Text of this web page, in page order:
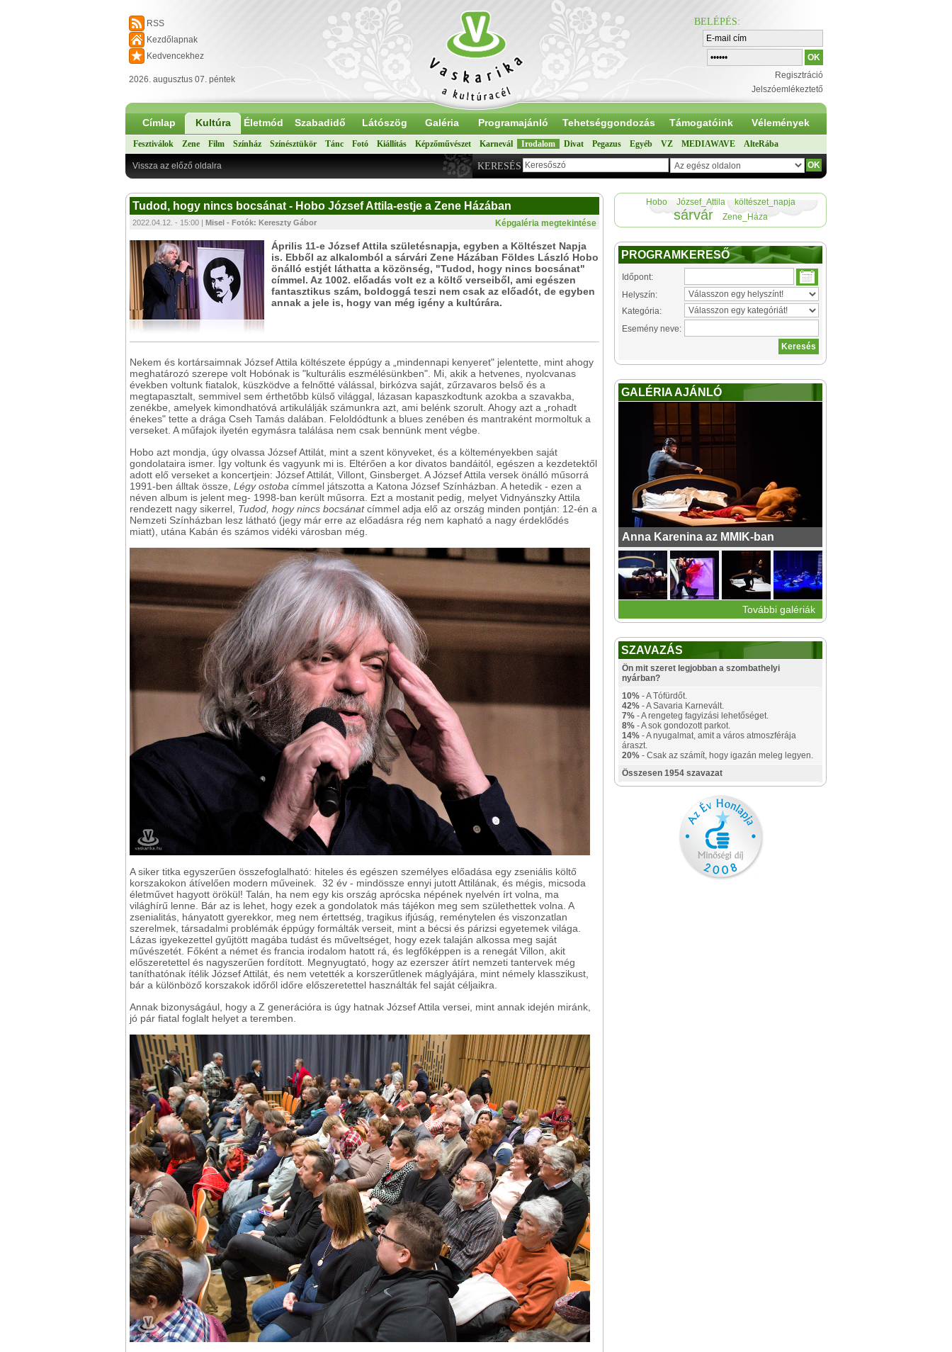
RSS
Kezdőlapnak
Kedvencekhez
2026. augusztus 07. péntek
BELÉPÉS:
Regisztráció
Jelszóemlékeztető
Címlap Kultúra Életmód Szabadidő Látószög Galéria Programajánló Tehetséggondozás Támogatóink Vélemények
Fesztiválok Zene Film Színház Színésztükör Tánc Fotó Kiállítás Képzőművészet Karnevál Irodalom Divat Pegazus Egyéb VZ MEDIAWAVE AlteRába
KERESÉS
Vissza az előző oldalra
Tudod, hogy nincs bocsánat - Hobo József Attila-estje a Zene Házában
Képgaléria megtekintése
2022.04.12. - 15:00 | Misel - Fotók: Kereszty Gábor
Április 11-e József Attila születésnapja, egyben a Költészet Napja
is. Ebből az alkalomból a sárvári Zene Házában Földes László Hobo
önálló estjét láthatta a közönség, "Tudod, hogy nincs bocsánat"
címmel. Az 1002. előadás volt ez a költő verseiből, ami egészen
fantasztikus szám, boldoggá teszi nem csak az előadót, de egyben
annak a jele is, hogy van még igény a kultúrára.
Nekem és kortársaimnak József Attila költészete éppúgy a „mindennapi kenyeret" jelentette, mint ahogy
meghatározó szerepe volt Hobónak is "kulturális eszmélésünkben". Mi, akik a hetvenes, nyolcvanas
években voltunk fiatalok, küszködve a felnőtté válással, birkózva saját, zűrzavaros belső és a
megtapasztalt, semmivel sem érthetőbb külső világgal, lázasan kapaszkodtunk azokba a szavakba,
zenékbe, amelyek kimondhatóvá artikulálják számunkra azt, ami belénk szorult. Ahogy azt a „rohadt
énekes" tette a drága Cseh Tamás dalában. Feloldódtunk a blues zenében és mantraként mormoltuk a
verseket. A műfajok ilyetén egymásra találása nem csak bennünk ment végbe.
Hobo azt mondja, úgy olvassa József Attilát, mint a szent könyveket, és a költeményekben saját
gondolataira ismer. Így voltunk és vagyunk mi is. Eltérően a kor divatos bandáitól, egészen a kezdetektől
adott elő verseket a koncertjein: József Attilát, Villont, Ginsberget. A József Attila versek önálló műsorrá
1991-ben álltak össze, Légy ostoba címmel játszotta a Katona József Színházban. A hetedik - ezen a
néven album is jelent meg- 1998-ban került műsorra. Ezt a mostanit pedig, melyet Vidnyánszky Attila
rendezett nagy sikerrel, Tudod, hogy nincs bocsánatcímmel adja elő az ország minden pontján: 12-én a
Nemzeti Színházban lesz látható (jegy már erre az előadásra rég nem kapható a nagy érdeklődés
miatt), utána Kabán és számos vidéki városban még.
A siker titka egyszerűen összefoglalható: hiteles és egészen személyes előadása egy zseniális költő
korszakokon átívelően modern műveinek. 32 év - mindössze ennyi jutott Attilának, és mégis, micsoda
életművet hagyott örökül! Talán, ha nem egy kis ország aprócska népének nyelvén írt volna, ma
világhírű lenne. Bár az is lehet, hogy ezek a gondolatok más tájékon meg sem születhettek volna. A
zsenialitás, hányatott gyerekkor, meg nem értettség, tragikus ifjúság, reménytelen és viszonzatlan
szerelmek, társadalmi problémák éppúgy formálták verseit, mint a bécsi és párizsi egyetemek világa.
Lázas igyekezettel gyűjtött magába tudást és műveltséget, hogy ezek talaján alkossa meg saját
művészetét. Főként a német és francia irodalom hatott rá, és legfőképpen is a renegát Villon, akit
előszeretettel és nagyszerűen fordított. Megnyugtató, hogy az ezerszer átírt nemzeti tantervek még
taníthatónak ítélik József Attilát, és nem vetették a korszerűtlenek máglyájára, mint némely klasszikust,
bár a különböző korszakok időről időre előszeretettel használták fel saját céljaikra.
Annak bizonyságául, hogy a Z generációra is úgy hatnak József Attila versei, mint annak idején miránk,
jó pár fiatal foglalt helyet a teremben.
Hobo József_Attila költészet_napja
sárvár Zene_Háza
PROGRAMKERESŐ
Időpont:
Helyszín:
Kategória:
Esemény neve:
GALÉRIA AJÁNLÓ
Anna Karenina az MMIK-ban
További galériák
SZAVAZÁS
Ön mit szeret legjobban a szombathelyi
nyárban?
10% - A Tófürdőt.
42% - A Savaria Karnevált.
7% - A rengeteg fagyizási lehetőséget.
8% - A sok gondozott parkot.
14% - A nyugalmat, amit a város atmoszférája
áraszt.
20% - Csak az számít, hogy igazán meleg legyen.
Összesen 1954 szavazat